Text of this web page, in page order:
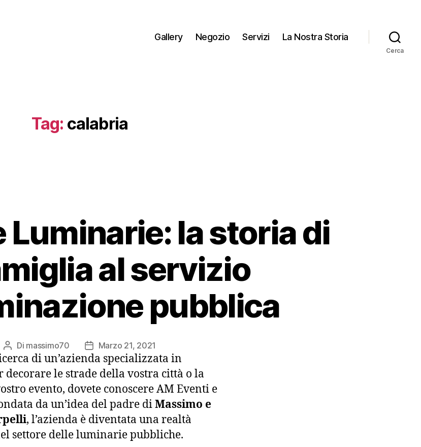
Gallery Negozio Servizi La Nostra Storia
Cerca
Tag: calabria
Luminarie: la storia di
al servizio
pubblica
Autore
articolo
Di massimo70
Data
dell'articolo
Marzo 21, 2021
di un’azienda specializzata in
le strade della vostra città o la
evento, dovete conoscere AM Eventi e
da un’idea del padre diMassimo e
, l’azienda è diventata una realtà
settore delle luminarie pubbliche.